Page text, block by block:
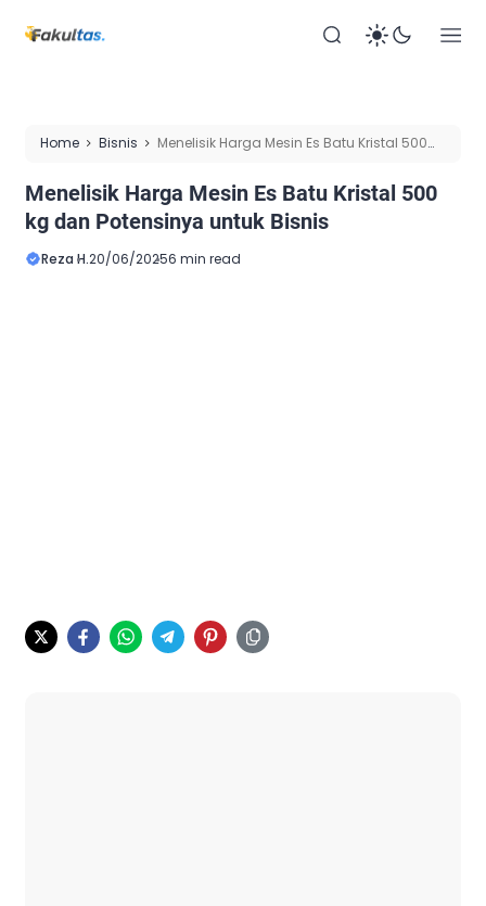
Home Bisnis
Menelisik Harga Mesin Es Batu Kristal 500
Menelisik Harga Mesin Es Batu Kristal 500
kg dan Potensinya untuk Bisnis
Reza H.20/06/20256 min read